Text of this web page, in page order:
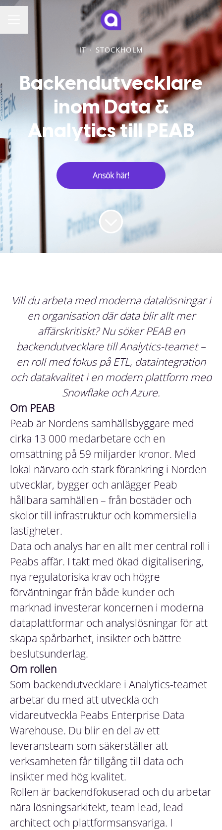
IT · STOCKHOLM
Backendutvecklare
inom Data &
Analytics till PEAB
Ansök här!
Vill du arbeta med moderna datalösningar i
en organisation där data blir allt mer
affärskritiskt? Nu söker PEAB en
backendutvecklare till Analytics-teamet –
en roll med fokus på ETL, dataintegration
och datakvalitet i en modern plattform med
Snowflake och Azure.
Om PEAB
Peab är Nordens samhällsbyggare med
cirka 13 000 medarbetare och en
omsättning på 59 miljarder kronor. Med
lokal närvaro och stark förankring i Norden
utvecklar, bygger och anlägger Peab
hållbara samhällen – från bostäder och
skolor till infrastruktur och kommersiella
fastigheter.
Data och analys har en allt mer central roll i
Peabs affär. I takt med ökad digitalisering,
nya regulatoriska krav och högre
förväntningar från både kunder och
marknad investerar koncernen i moderna
dataplattformar och analyslösningar för att
skapa spårbarhet, insikter och bättre
beslutsunderlag.
Om rollen
Som backendutvecklare i Analytics-teamet
arbetar du med att utveckla och
vidareutveckla Peabs Enterprise Data
Warehouse. Du blir en del av ett
leveransteam som säkerställer att
verksamheten får tillgång till data och
insikter med hög kvalitet.
Rollen är backendfokuserad och du arbetar
nära lösningsarkitekt, team lead, lead
architect och plattformsansvariga. I